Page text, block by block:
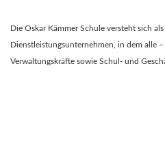
Die Oskar Kämmer Schule versteht sich
Dienstleistungsunternehmen, in dem alle
Verwaltungskräfte sowie Schul- und